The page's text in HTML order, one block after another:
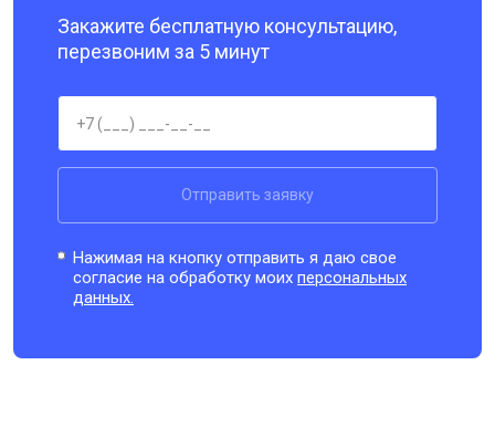
Закажите бесплатную консультацию,
перезвоним за 5 минут
Отправить заявку
Нажимая на кнопку отправить я даю свое
согласие на обработку моихперсональных
данных.